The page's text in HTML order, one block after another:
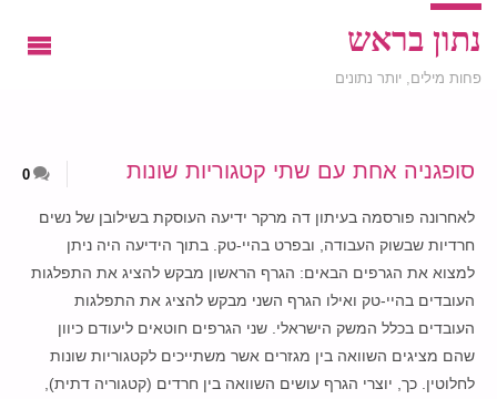
נתון בראש
פחות מילים, יותר נתונים
סופגניה אחת עם שתי קטגוריות שונות 0
לאחרונה פורסמה בעיתון דה מרקר ידיעה העוסקת בשילובן של נשים
חרדיות שבשוק העבודה, ובפרט בהיי-טק. בתוך הידיעה היה ניתן
למצוא את הגרפים הבאים: הגרף הראשון מבקש להציג את התפלגות
העובדים בהיי-טק ואילו הגרף השני מבקש להציג את התפלגות
העובדים בכלל המשק הישראלי. שני הגרפים חוטאים ליעודם כיוון
שהם מציגים השוואה בין מגזרים אשר משתייכים לקטגוריות שונות
לחלוטין. כך, יוצרי הגרף עושים השוואה בין חרדים (קטגוריה דתית),